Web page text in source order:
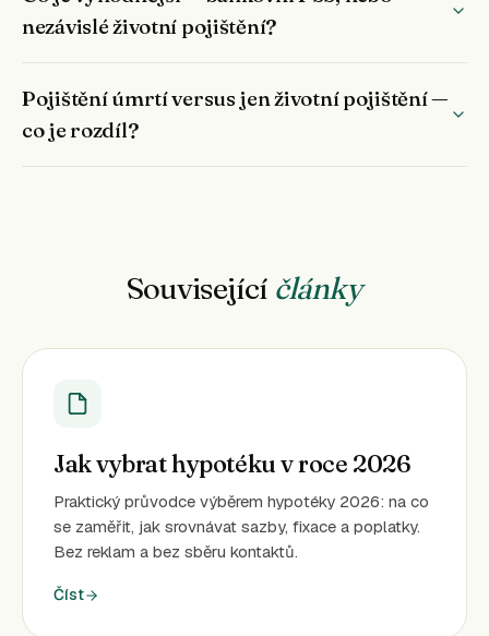
nezávislé životní pojištění?
Pojištění úmrtí versus jen životní pojištění —
co je rozdíl?
Související články
Jak vybrat hypotéku v roce 2026
Praktický průvodce výběrem hypotéky 2026: na co
se zaměřit, jak srovnávat sazby, fixace a poplatky.
Bez reklam a bez sběru kontaktů.
Číst